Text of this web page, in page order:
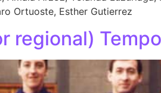
Ortuoste, Esther Gutierrez
regional)